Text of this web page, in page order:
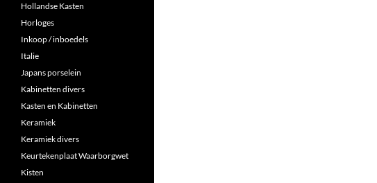
Hollandse Kasten
Horloges
Inkoop / inboedels
Italie
Japans porselein
Kabinetten divers
Kasten en Kabinetten
Keramiek
Keramiek divers
Keurtekenplaat Waarborgwet
Kisten